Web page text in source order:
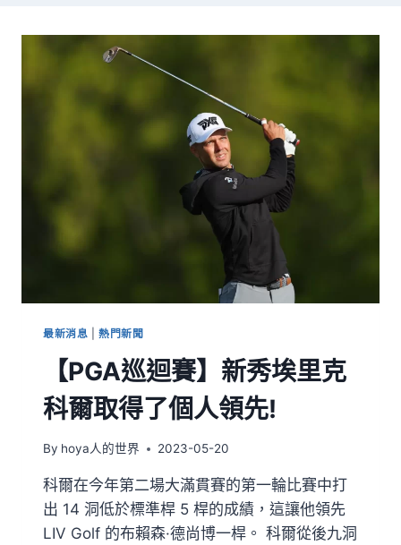
最新消息 |熱門新聞
【PGA巡迴賽】新秀埃里克
科爾取得了個人領先!
By hoya人的世界 2023-05-20
科爾在今年第二場大滿貫賽的第一輪比賽中打
出 14 洞低於標準桿 5 桿的成績，這讓他領先
LIV Golf 的布賴森·德尚博一桿。 科爾從後九洞